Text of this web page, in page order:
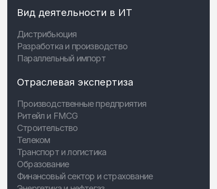
Вид деятельности в ИТ
Дистрибьюция
Разработка и производство
Параллельный импорт
Отраслевая экспертиза
Производственные предприятия
Ритейл и FMCG
Строительство
Телеком
Транспорт и логистика
Образование
Финансовый сектор и страхование